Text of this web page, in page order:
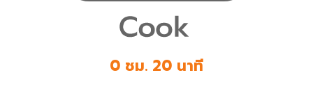
0 ชม. 20 นาที